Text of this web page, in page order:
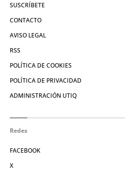
SUSCRÍBETE
CONTACTO
AVISO LEGAL
RSS
POLÍTICA DE COOKIES
POLÍTICA DE PRIVACIDAD
ADMINISTRACIÓN UTIQ
Redes
FACEBOOK
X